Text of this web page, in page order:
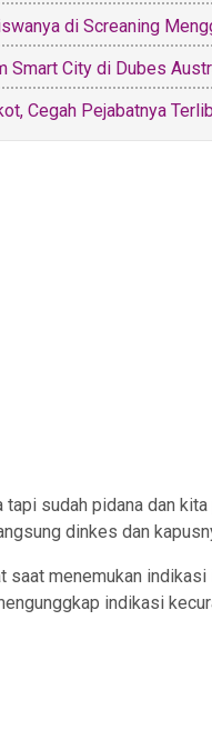
di Screaning
Smart City di Dubes
Cegah Pejabatnya
sudah pidana dan
dinkes dan
menemukan
indikasi